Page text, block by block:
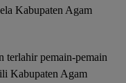
Kabupaten Agam
terlahir pemain-pemain
Kabupaten Agam